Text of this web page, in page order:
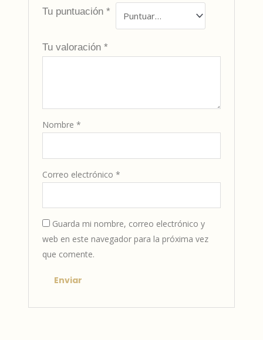
Tu puntuación*
Tu valoración*
Nombre*
Correo electrónico*
Guarda mi nombre, correo electrónico y
web en este navegador para la próxima vez
que comente.